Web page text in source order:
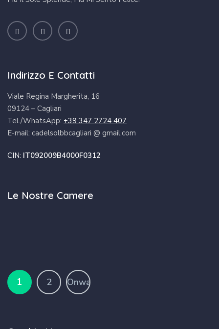
Indirizzo E Contatti
Viale Regina Margherita, 16
09124 – Cagliari
Tel./WhatsApp: +39 347 2724 407
E-mail: cadelsolbbcagliari @ gmail.com
CIN: IT092009B4000F0312
Le Nostre Camere
1 2 Onward